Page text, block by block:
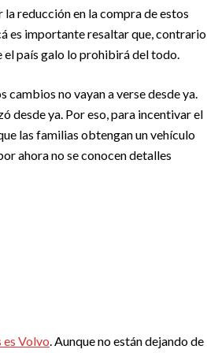
reducción en la compra de estos
es importante resaltar que, contrario
el país galo lo prohibirá del todo.
cambios no vayan a verse desde ya.
desde ya. Por eso, para incentivar el
las familias obtengan un vehículo
ahora no se conocen detalles
Volvo. Aunque no están dejando de